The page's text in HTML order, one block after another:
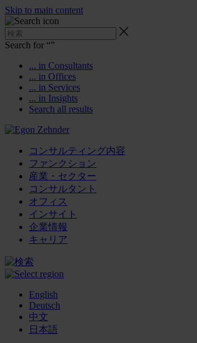
Skip to main content
Search for “”
... in Consultants
... in Offices
... in Services
... in Insights
Search all results
コンサルティング内容
ファンクション
産業・セクター
コンサルタント
オフィス
インサイト
企業情報
キャリア
English
Deutsch
中文
日本語